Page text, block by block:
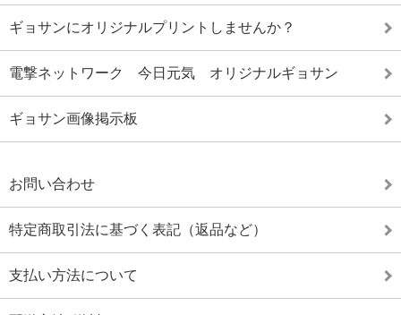
ギョサンにオリジナルプリントしませんか？
電撃ネットワーク 今日元気 オリジナルギョサン
ギョサン画像掲示板
お問い合わせ
特定商取引法に基づく表記（返品など）
支払い方法について